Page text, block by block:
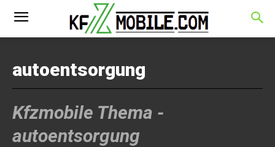
autoentsorgung
Kfzmobile Thema -
autoentsorgung